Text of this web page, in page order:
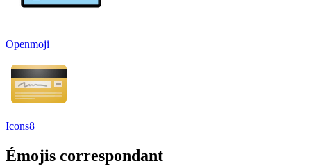
Openmoji
Icons8
Émojis correspondant